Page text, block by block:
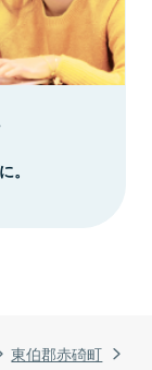
東伯郡赤碕町
。